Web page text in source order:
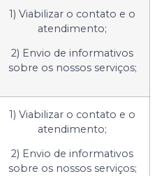
1) Viabilizar o contato e o
atendimento;
2) Envio de informativos
sobre os nossos serviços;
1) Viabilizar o contato e o
atendimento;
2) Envio de informativos
sobre os nossos serviços;